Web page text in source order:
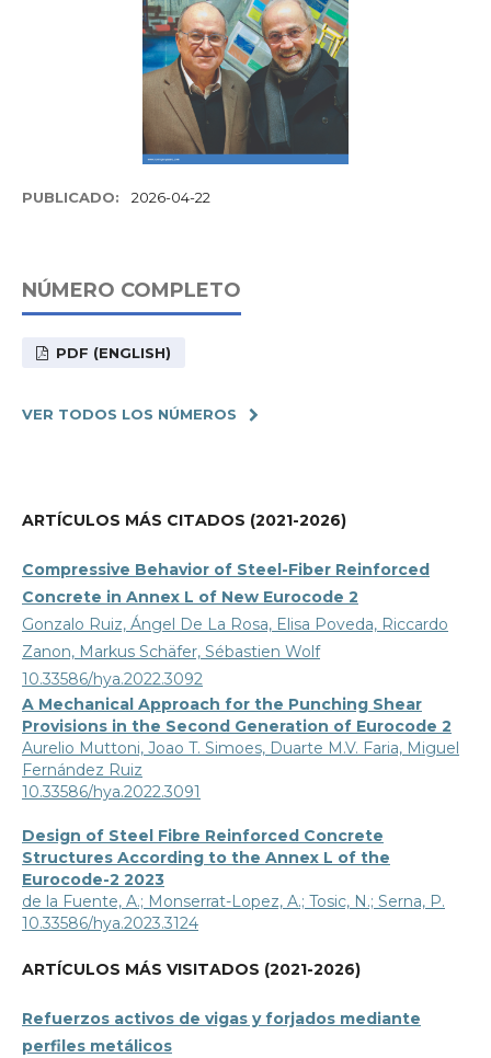
PUBLICADO: 2026-04-22
NÚMERO COMPLETO
PDF (ENGLISH)
VER TODOS LOS NÚMEROS
ARTÍCULOS MÁS CITADOS (2021-2026)
Compressive Behavior of Steel-Fiber Reinforced
Concrete in Annex L of New Eurocode 2
Gonzalo Ruiz, Ángel De La Rosa, Elisa Poveda, Riccardo
Zanon, Markus Schäfer, Sébastien Wolf
10.33586/hya.2022.3092
A Mechanical Approach for the Punching Shear
Provisions in the Second Generation of Eurocode 2
Aurelio Muttoni, Joao T. Simoes, Duarte M.V. Faria, Miguel
Fernández Ruiz
10.33586/hya.2022.3091
Design of Steel Fibre Reinforced Concrete
Structures According to the Annex L of the
Eurocode-2 2023
de la Fuente, A.; Monserrat-Lopez, A.; Tosic, N.; Serna, P.
10.33586/hya.2023.3124
ARTÍCULOS MÁS VISITADOS (2021-2026)
Refuerzos activos de vigas y forjados mediante
perfiles metálicos